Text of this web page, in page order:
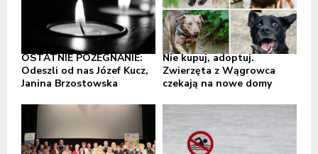
OSTATNIE POŻEGNANIE:
Odeszli od nas Józef Kucz,
Janina Brzostowska
Nie kupuj, adoptuj.
Zwierzęta z Wągrowca
czekają na nowe domy